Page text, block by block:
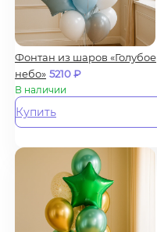
Фонтан из шаров «Голубое
небо» 5210₽
В наличии
Купить